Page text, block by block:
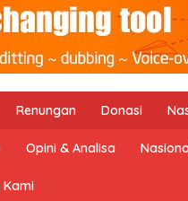
Renungan Donasi
Opini & Analisa
Kami